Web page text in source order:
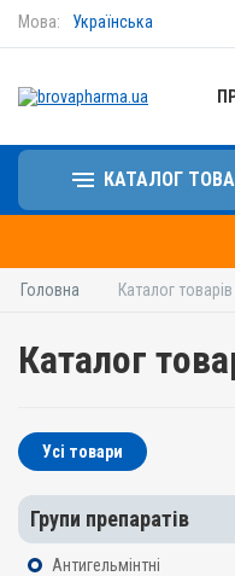
Мова: Українська
КАТАЛОГ
Головна Каталог товарів
Каталог
Усі товари
Групи препаратів
Антигельмінтні